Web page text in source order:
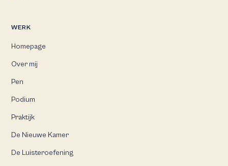
WERK
Homepage
Over mij
Pen
Podium
Praktijk
De Nieuwe Kamer
De Luisteroefening